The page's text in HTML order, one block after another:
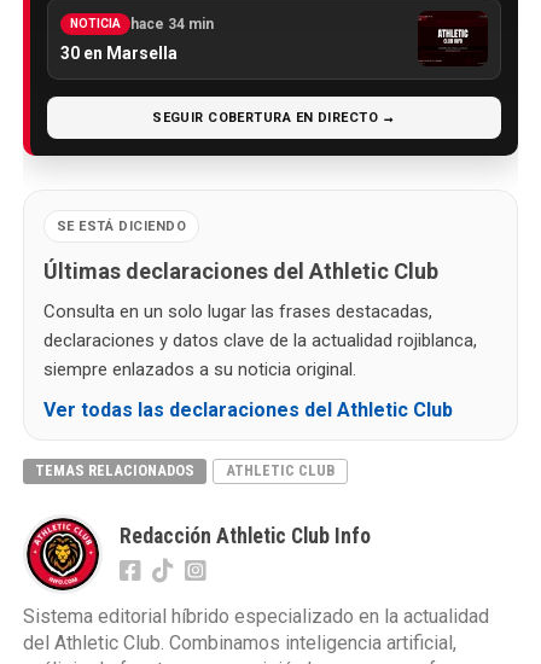
NOTICIA hace 34 min
30 en Marsella
SEGUIR COBERTURA EN DIRECTO →
SE ESTÁ DICIENDO
Últimas declaraciones del Athletic Club
Consulta en un solo lugar las frases destacadas,
declaraciones y datos clave de la actualidad rojiblanca,
siempre enlazados a su noticia original.
Ver todas las declaraciones del Athletic Club
TEMAS RELACIONADOS ATHLETIC CLUB
Redacción Athletic Club Info
Sistema editorial híbrido especializado en la actualidad
del Athletic Club. Combinamos inteligencia artificial,